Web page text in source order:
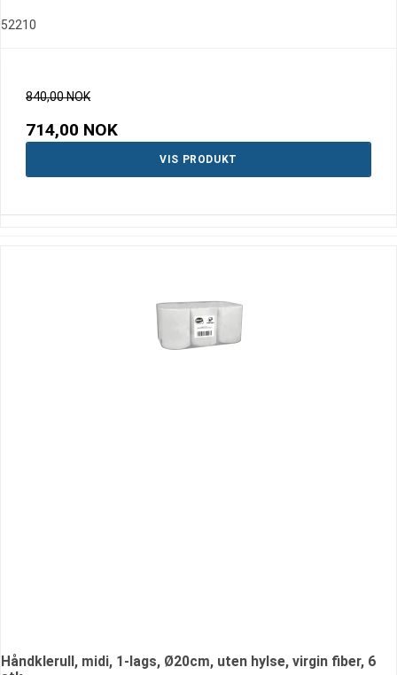
52210
840,00 NOK
714,00 NOK
VIS PRODUKT
Håndklerull, midi, 1-lags, Ø20cm, uten hylse, virgin fiber, 6